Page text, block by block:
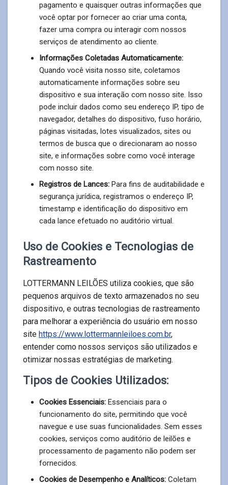
pagamento e quaisquer outras informações que
você optar por fornecer ao criar uma conta,
fazer uma compra ou interagir com nossos
serviços de atendimento ao cliente.
Informações Coletadas Automaticamente:
Quando você visita nosso site, coletamos
automaticamente informações sobre seu
dispositivo e sua interação com nosso site. Isso
pode incluir dados como seu endereço IP, tipo de
navegador, detalhes do dispositivo, fuso horário,
páginas visitadas, lotes visualizados, sites ou
termos de busca que o direcionaram ao nosso
site, e informações sobre como você interage
com nosso site.
Registros de Lances: Para fins de auditabilidade e
segurança jurídica, registramos o endereço IP,
timestamp e identificação do dispositivo em
cada lance efetuado no auditório virtual.
Uso de Cookies e Tecnologias de
Rastreamento
LOTTERMANN LEILÕES utiliza cookies, que são
pequenos arquivos de texto armazenados no seu
dispositivo, e outras tecnologias de rastreamento
para melhorar a experiência do usuário em nosso
site https://www.lottermannleiloes.com.br,
entender como nossos serviços são utilizados e
otimizar nossas estratégias de marketing.
Tipos de Cookies Utilizados:
Cookies Essenciais: Essenciais para o
funcionamento do site, permitindo que você
navegue e use suas funcionalidades. Sem esses
cookies, serviços como auditório de leilões e
processamento de pagamento não podem ser
fornecidos.
Cookies de Desempenho e Analíticos: Coletam